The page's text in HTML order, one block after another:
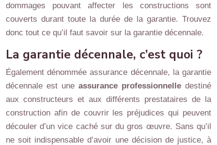
dommages pouvant affecter les constructions sont
couverts durant toute la durée de la garantie. Trouvez
donc tout ce qu’il faut savoir sur la garantie décennale.
La garantie décennale, c’est quoi ?
Également dénommée assurance décennale, la garantie
décennale est une assurance professionnelle destiné
aux constructeurs et aux différents prestataires de la
construction afin de couvrir les préjudices qui peuvent
découler d’un vice caché sur du gros œuvre. Sans qu’il
ne soit indispensable d’avoir une décision de justice, à